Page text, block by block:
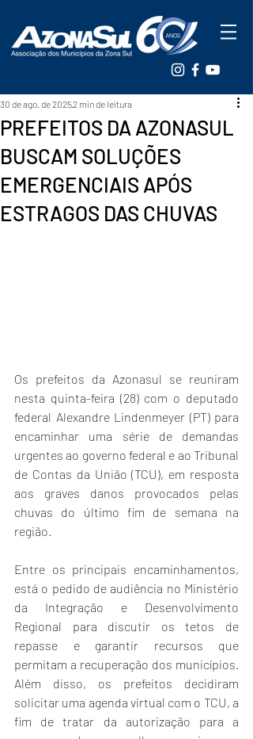
PREFEITOS DA AZONASUL
BUSCAM SOLUÇÕES
EMERGENCIAIS APÓS
ESTRAGOS DAS CHUVAS
30 de ago. de 20252 min de leitura
Os prefeitos da Azonasul se reuniram
nesta quinta-feira (28) com o deputado
federal Alexandre Lindenmeyer (PT) para
encaminhar uma série de demandas
urgentes ao governo federal e ao Tribunal
de Contas da União (TCU), em resposta
aos graves danos provocados pelas
chuvas do último fim de semana na
região.
Entre os principais encaminhamentos,
está o pedido de audiência no Ministério
da Integração e Desenvolvimento
Regional para discutir os tetos de
repasse e garantir recursos que
permitam a recuperação dos municípios.
Além disso, os prefeitos decidiram
solicitar uma agenda virtual com o TCU, a
fim de tratar da autorização para a